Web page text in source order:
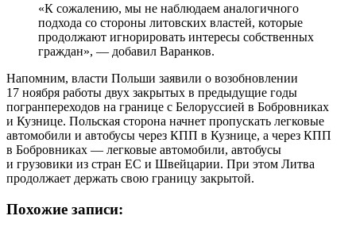
«К сожалению, мы не наблюдаем аналогичного
подхода со стороны литовских властей, которые
продолжают игнорировать интересы собственных
граждан», — добавил Варанков.
Напомним, власти Польши заявили о возобновлении
17 ноября работы двух закрытых в предыдущие годы
погранпереходов на границе с Белоруссией в Бобровниках
и Кузнице. Польская сторона начнет пропускать легковые
автомобили и автобусы через КПП в Кузнице, а через КПП
в Бобровниках — легковые автомобили, автобусы
и грузовики из стран ЕС и Швейцарии. При этом Литва
продолжает держать свою границу закрытой.
Похожие записи: